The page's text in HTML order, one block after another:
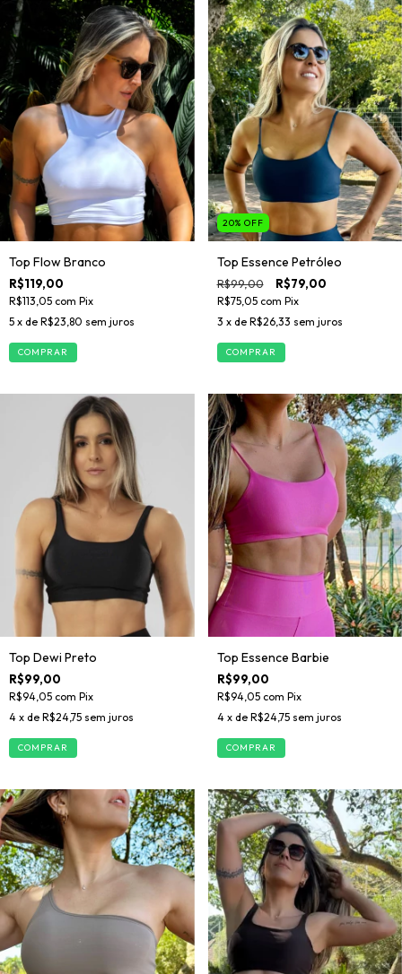
Top Flow Branco
R$119,00
R$113,05 com Pix
5 x de R$23,80 sem juros
COMPRAR
20% OFF
Top Essence Petróleo
R$99,00 R$79,00
R$75,05 com Pix
3 x de R$26,33 sem juros
COMPRAR
Top Dewi Preto
R$99,00
R$94,05 com Pix
4 x de R$24,75 sem juros
COMPRAR
Top Essence Barbie
R$99,00
R$94,05 com Pix
4 x de R$24,75 sem juros
COMPRAR